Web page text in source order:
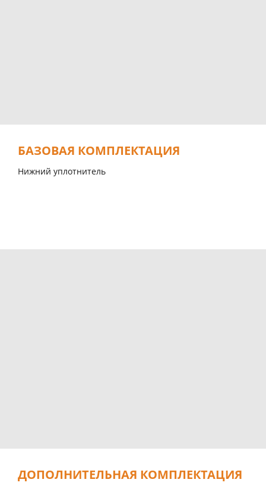
БАЗОВАЯ КОМПЛЕКТАЦИЯ
Нижний уплотнитель
ДОПОЛНИТЕЛЬНАЯ КОМПЛЕКТАЦИЯ